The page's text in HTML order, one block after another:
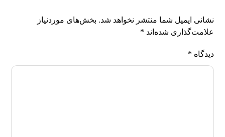
نشانی ایمیل شما منتشر نخواهد شد. بخش‌های موردنیاز
علامت‌گذاری شده‌اند *
دیدگاه *